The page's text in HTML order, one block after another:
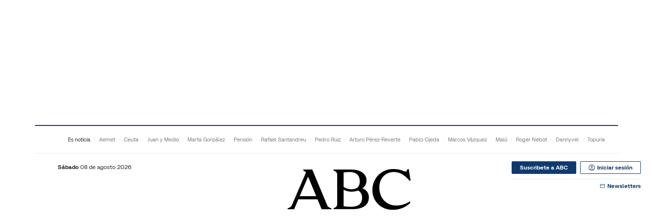
Es noticia Aemet Ceuta Juan y Medio Marta González Pensión Rafael Santandreu Pedro Ruiz Arturo Pérez-Reverte Pablo Ojeda Marcos Vázquez Malú Roger Nebot Dannyvel Topuria
Sábado 08 de agosto 2026 Suscribete a ABC Iniciar sesión
Newsletters